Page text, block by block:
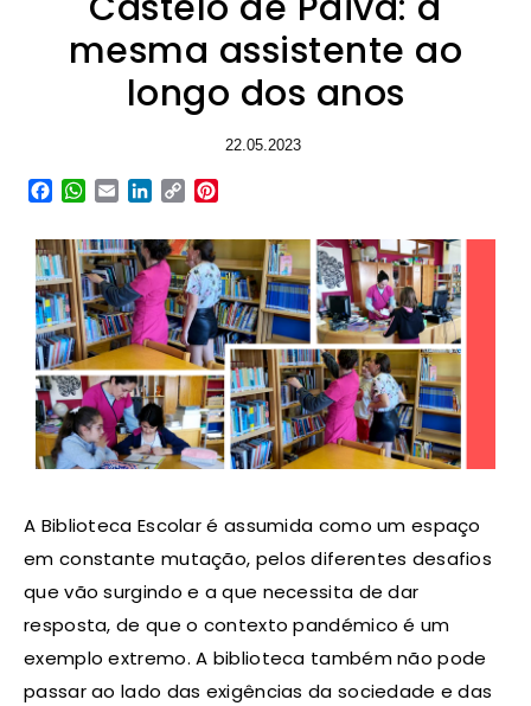
mesma assistente ao
longo dos anos
22.05.2023
Facebook
WhatsApp
EmailLinkedIn
Copy
A Biblioteca Escolar é assumida como um espaço
em constante mutação, pelos diferentes desafios
que vão surgindo e a que necessita de dar
resposta, de que o contexto pandémico é um
exemplo extremo. A biblioteca também não pode
passar ao lado das exigências da sociedade e das